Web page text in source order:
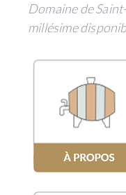
Domaine de
millésime